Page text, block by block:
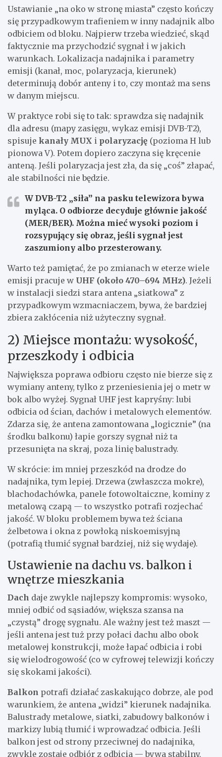
Ustawianie „na oko w stronę miasta” często kończy
się przypadkowym trafieniem w inny nadajnik albo
odbiciem od bloku. Najpierw trzeba wiedzieć, skąd
faktycznie ma przychodzić sygnał i w jakich
warunkach. Lokalizacja nadajnika i parametry
emisji (kanał, moc, polaryzacja, kierunek)
determinują dobór anteny i to, czy montaż ma sens
w danym miejscu.
W praktyce robi się to tak: sprawdza się nadajnik
dla adresu (mapy zasięgu, wykaz emisji DVB-T2),
spisuje kanały MUX i polaryzację (pozioma H lub
pionowa V). Potem dopiero zaczyna się kręcenie
anteną. Jeśli polaryzacja jest zła, da się „coś” złapać,
ale stabilności nie będzie.
W DVB-T2 „siła” na pasku telewizora bywa
myląca. O odbiorze decyduje głównie jakość
(MER/BER). Można mieć wysoki poziom i
rozsypujący się obraz, jeśli sygnał jest
zaszumiony albo przesterowany.
Warto też pamiętać, że po zmianach w eterze wiele
emisji pracuje w UHF (około 470–694 MHz). Jeżeli
w instalacji siedzi stara antena „siatkowa” z
przypadkowym wzmacniaczem, bywa, że bardziej
zbiera zakłócenia niż użyteczny sygnał.
2) Miejsce montażu: wysokość,
przeszkody i odbicia
Największa poprawa odbioru często nie bierze się z
wymiany anteny, tylko z przeniesienia jej o metr w
bok albo wyżej. Sygnał UHF jest kapryśny: lubi
odbicia od ścian, dachów i metalowych elementów.
Zdarza się, że antena zamontowana „logicznie” (na
środku balkonu) łapie gorszy sygnał niż ta
przesunięta na skraj, poza linię balustrady.
W skrócie: im mniej przeszkód na drodze do
nadajnika, tym lepiej. Drzewa (zwłaszcza mokre),
blachodachówka, panele fotowoltaiczne, kominy z
metalową czapą — to wszystko potrafi rozjechać
jakość. W bloku problemem bywa też ściana
żelbetowa i okna z powłoką niskoemisyjną
(potrafią tłumić sygnał bardziej, niż się wydaje).
Ustawienie na dachu vs. balkon i
wnętrze mieszkania
Dach daje zwykle najlepszy kompromis: wysoko,
mniej odbić od sąsiadów, większa szansa na
„czystą” drogę sygnału. Ale ważny jest też maszt —
jeśli antena jest tuż przy połaci dachu albo obok
metalowej konstrukcji, może łapać odbicia i robi
się wielodrogowość (co w cyfrowej telewizji kończy
się skokami jakości).
Balkon potrafi działać zaskakująco dobrze, ale pod
warunkiem, że antena „widzi” kierunek nadajnika.
Balustrady metalowe, siatki, zabudowy balkonów i
markizy lubią tłumić i wprowadzać odbicia. Jeśli
balkon jest od strony przeciwnej do nadajnika,
zwykle zostaje odbiór z odbicia — bywa stabilny,